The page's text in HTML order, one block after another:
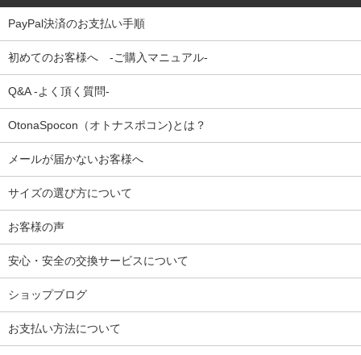
PayPal決済のお支払い手順
初めてのお客様へ -ご購入マニュアル-
Q&A -よく頂く質問-
OtonaSpocon（オトナスポコン)とは？
メールが届かないお客様へ
サイズの選び方について
お客様の声
安心・安全の交換サービスについて
ショップブログ
お支払い方法について